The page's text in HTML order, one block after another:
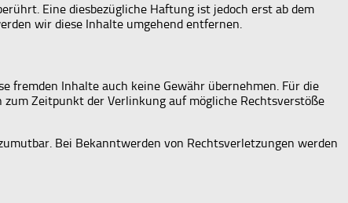
Eine diesbezügliche Haftung ist jedoch erst ab dem
wir diese Inhalte umgehend entfernen.
fremden Inhalte auch keine Gewähr übernehmen. Für die
Zeitpunkt der Verlinkung auf mögliche Rechtsverstöße
Bei Bekanntwerden von Rechtsverletzungen werden